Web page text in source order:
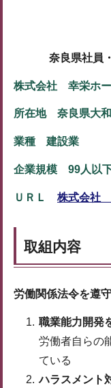
奈良県社員
株式会社 幸栄ホ
所在地 奈良県大
業種 建設業
企業規模 99人以
ＵＲＬ 株式会社
取組内容
労働関係法令を遵
職業能力開発
労働者自らの
ている
ハラスメント